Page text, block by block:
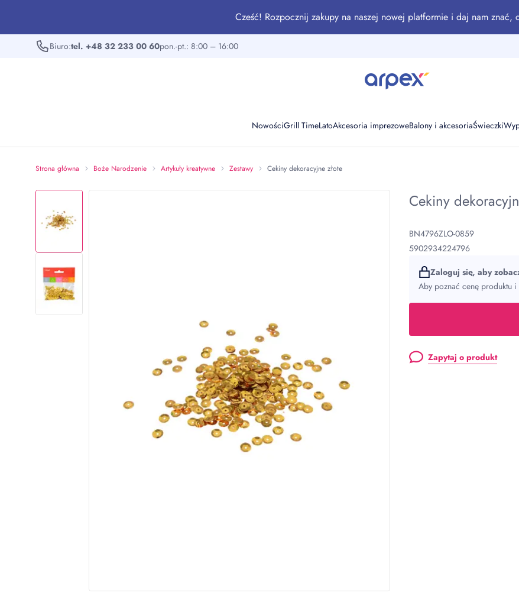
Cześć! Rozpocznij zakupy na naszej nowej platformie i daj nam znać,
Biuro:tel. +48 32 233 00 60pon.-pt.: 8:00 – 16:00
NowościGrill TimeLatoAkcesoria imprezoweBalony i akcesoriaŚwieczki
Strona główna Boże Narodzenie Artykuły kreatywne Zestawy Cekiny dekoracyjne złote
Cekiny
BN4796ZLO-0859
5902934224796
Zaloguj się, aby
Aby poznać cenę produktu
Zapytaj o produkt